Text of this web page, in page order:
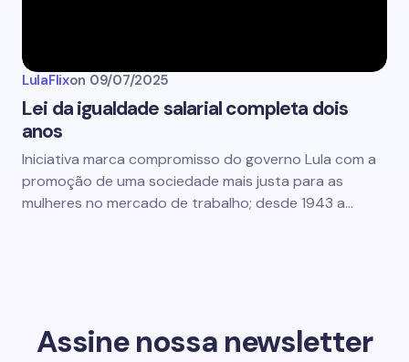
LulaFlixon 09/07/2025
Lei da igualdade salarial completa dois
anos
Iniciativa marca compromisso do governo Lula com a
promoção de uma sociedade mais justa para as
mulheres no mercado de trabalho; desde 1943 a…
Assine nossa newsletter